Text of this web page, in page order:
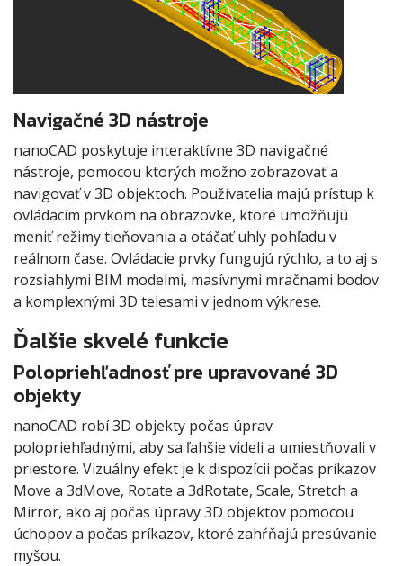
Navigačné 3D nástroje
nanoCAD poskytuje interaktívne 3D navigačné
nástroje, pomocou ktorých možno zobrazovať a
navigovať v 3D objektoch. Používatelia majú prístup k
ovládacím prvkom na obrazovke, ktoré umožňujú
meniť režimy tieňovania a otáčať uhly pohľadu v
reálnom čase. Ovládacie prvky fungujú rýchlo, a to aj s
rozsiahlymi BIM modelmi, masívnymi mračnami bodov
a komplexnými 3D telesami v jednom výkrese.
Ďalšie skvelé funkcie
Polopriehľadnosť pre upravované 3D
objekty
nanoCAD robí 3D objekty počas úprav
polopriehľadnými, aby sa ľahšie videli a umiestňovali v
priestore. Vizuálny efekt je k dispozícii počas príkazov
Move a 3dMove, Rotate a 3dRotate, Scale, Stretch a
Mirror, ako aj počas úpravy 3D objektov pomocou
úchopov a počas príkazov, ktoré zahŕňajú presúvanie
myšou.